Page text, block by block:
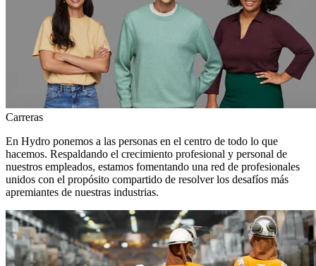
Carreras
En Hydro ponemos a las personas en el centro de todo lo que
hacemos. Respaldando el crecimiento profesional y personal de
nuestros empleados, estamos fomentando una red de profesionales
unidos con el propósito compartido de resolver los desafíos más
apremiantes de nuestras industrias.